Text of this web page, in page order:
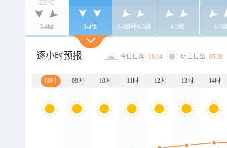
3-4级 3-4级 3-4级转4-5级 4-5级 4-5
22°C
逐小时预报 今日日落 19:14 明日日出 05:39
08时 09时 10时 11时 12时 13时 14时